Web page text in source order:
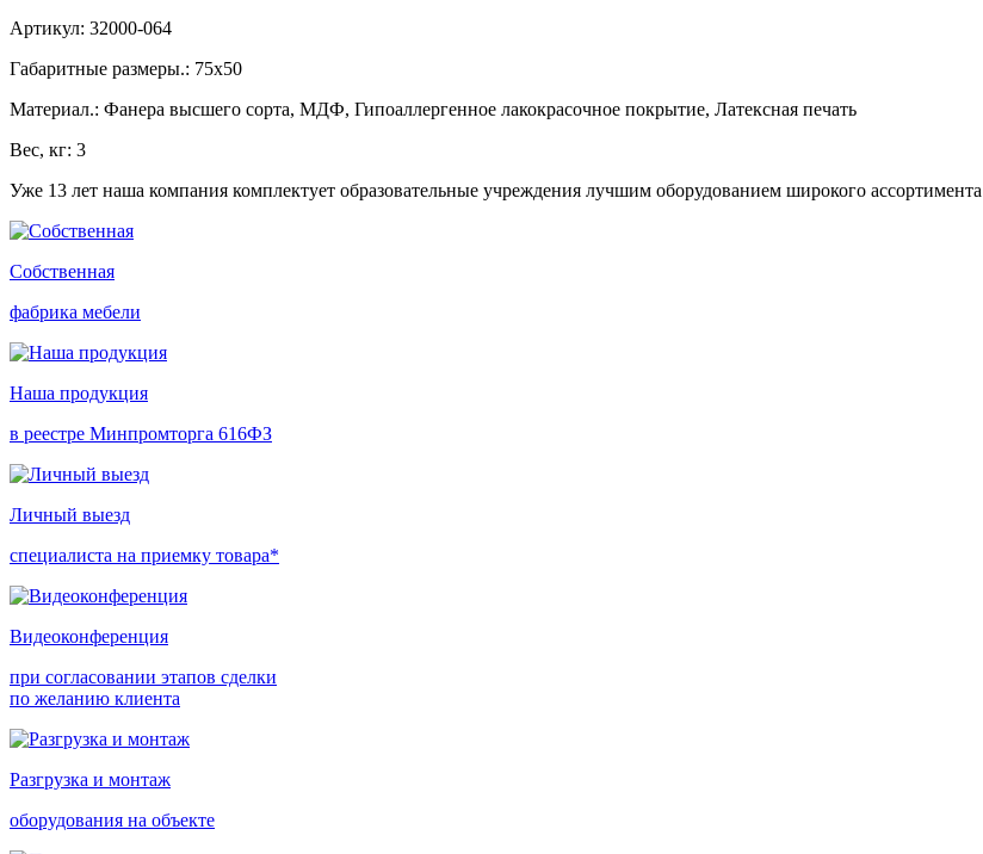
Артикул: 32000-064
Габаритные размеры.: 75х50
Материал.: Фанера высшего сорта, МДФ, Гипоаллергенное лакокрасочное покрытие, Латексная печать
Вес, кг: 3
Уже 13 лет наша компания комплектует образовательные учреждения лучшим оборудованием широкого ассортимента
Собственная
фабрика мебели
Наша продукция
в реестре Минпромторга 616ФЗ
Личный выезд
специалиста на приемку товара*
Видеоконференция
при согласовании этапов сделки
по желанию клиента
Разгрузка и монтаж
оборудования на объекте